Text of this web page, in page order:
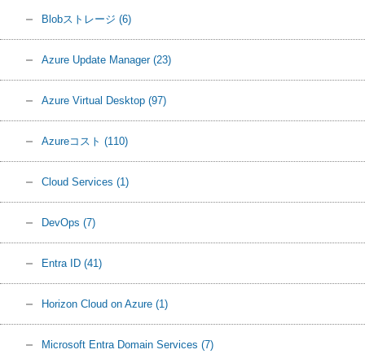
Blobストレージ (6)
Azure Update Manager (23)
Azure Virtual Desktop (97)
Azureコスト (110)
Cloud Services (1)
DevOps (7)
Entra ID (41)
Horizon Cloud on Azure (1)
Microsoft Entra Domain Services (7)